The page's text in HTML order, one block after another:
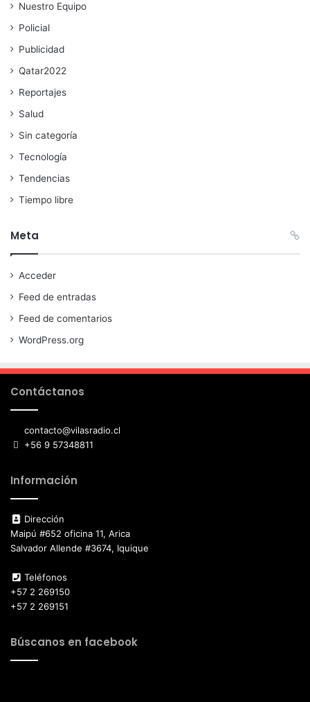
Nuestro Equipo
Policial
Publicidad
Qatar2022
Reportajes
Salud
Sin categoría
Tecnología
Tendencias
Tiempo libre
Meta
Acceder
Feed de entradas
Feed de comentarios
WordPress.org
Contáctanos
contacto@vilasradio.cl
+56 9 57348811
Información
Dirección
Maipú #652 oficina 11, Arica
Salvador Allende #3674, Iquique
Teléfonos
+57 2 269150
+57 2 269151
Búscanos en facebook